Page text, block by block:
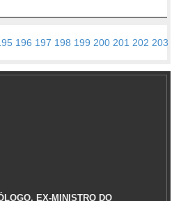
196 197 198 199 200 201 202 203
EX-MINISTRO DO